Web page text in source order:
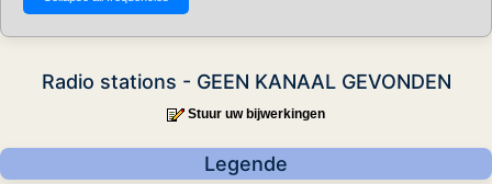
Radio stations - GEEN KANAAL GEVONDEN
Stuur uw bijwerkingen
Legende